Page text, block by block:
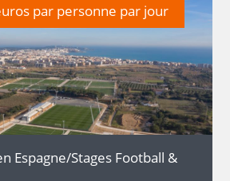
par personne par jour
DÉTAILS
Espagne/Stages Football &